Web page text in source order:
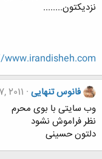
نزدیکتون........
فانوس تنهایی 2011
وب سایتی با بوی محرم
نظر فراموش نشود
دلتون حسینی